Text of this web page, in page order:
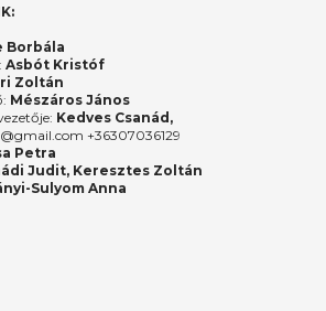
Borbála
Asbót Kristóf
Zoltán
Mészáros János
Kedves Csanád,
+36307036129
Petra
Judit, Keresztes Zoltán
Sulyom Anna